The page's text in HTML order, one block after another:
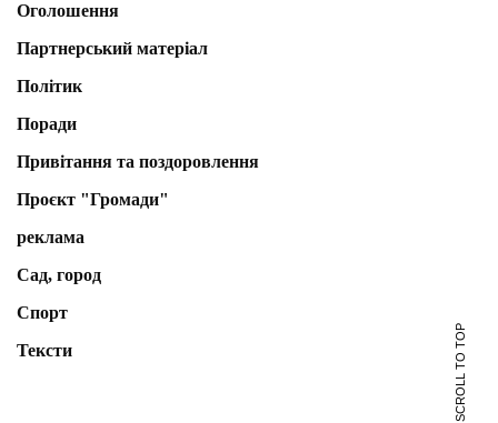
Оголошення
Партнерський матеріал
Політик
Поради
Привітання та поздоровлення
Проєкт "Громади"
реклама
Сад, город
Спорт
Тексти
SCROLL TO TOP